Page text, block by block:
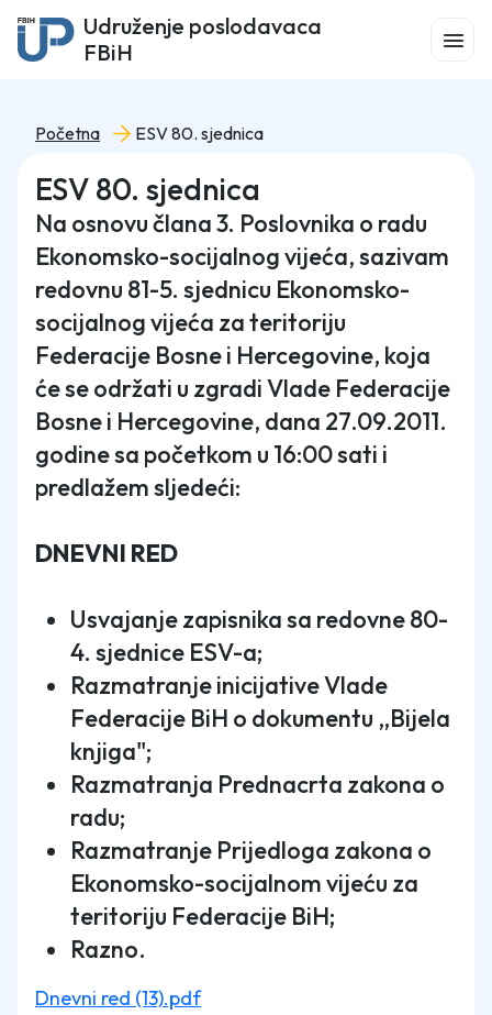
Udruženje poslodavaca
FBiH
Početna ESV 80. sjednica
ESV 80. sjednica
Na osnovu člana 3. Poslovnika o radu
Ekonomsko-socijalnog vijeća, sazivam
redovnu 81-5. sjednicu Ekonomsko-
socijalnog vijeća za teritoriju
Federacije Bosne i Hercegovine, koja
će se održati u zgradi Vlade Federacije
Bosne i Hercegovine, dana 27.09.2011.
godine sa početkom u 16:00 sati i
predlažem sljedeći:
DNEVNI RED
Usvajanje zapisnika sa redovne 80-
4. sjednice ESV-a;
Razmatranje inicijative Vlade
Federacije BiH o dokumentu „Bijela
knjiga";
Razmatranja Prednacrta zakona o
radu;
Razmatranje Prijedloga zakona o
Ekonomsko-socijalnom vijeću za
teritoriju Federacije BiH;
Razno.
Dnevni red (13).pdf